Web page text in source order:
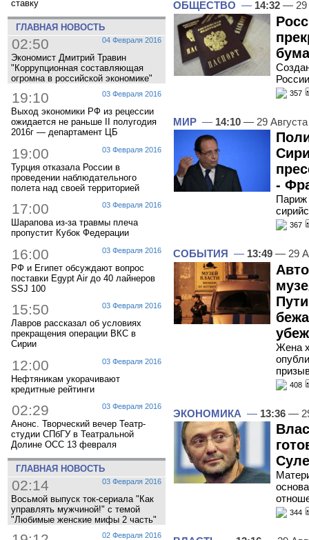
ставку
ГЛАВНАЯ НОВОСТЬ
04 Февраля 2016
02:50
Экономист Дмитрий Травин
"Коррупционная составляющая
огромна в российской экономике"
03 Февраля 2016
19:10
Выход экономики РФ из рецессии
ожидается не раньше II полугодия
2016г — департамент ЦБ
03 Февраля 2016
19:00
Турция отказала России в
проведении наблюдательного
полета над своей территорией
03 Февраля 2016
17:00
Шарапова из-за травмы плеча
пропустит Кубок Федерации
03 Февраля 2016
16:00
РФ и Египет обсуждают вопрос
поставки Egypt Air до 40 лайнеров
SSJ 100
03 Февраля 2016
15:50
Лавров рассказал об условиях
прекращения операции ВКС в
Сирии
03 Февраля 2016
12:00
Нефтяникам укорачивают
кредитные рейтинги
03 Февраля 2016
02:29
Анонс. Творческий вечер Театр-
студии СПбГУ в Театральной
Долине ОСС 13 февраля
ГЛАВНАЯ НОВОСТЬ
03 Февраля 2016
02:14
Восьмой выпуск ток-сериала "Как
управлять мужчиной!" с темой
"Любимые женские мифы 2 часть"
02 Февраля 2016
ОБЩЕСТВО — 14:32 — 29
России
357
МИР — 14:10 — 29
-
Париж
367
СОБЫТИЯ — 13:49 — 29
Жена
408
ЭКОНОМИКА — 13:36 —
344